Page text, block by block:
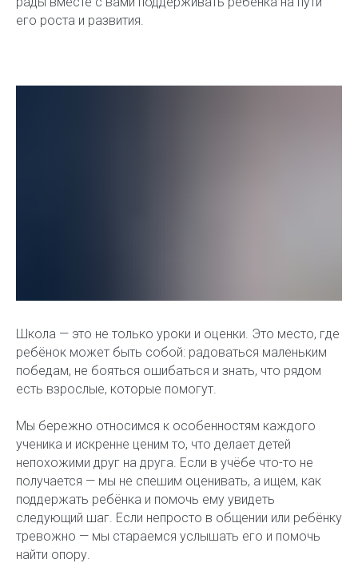
его роста и развития.
Школа — это не только уроки и оценки. Это место, где
ребёнок может быть собой: радоваться маленьким
победам, не бояться ошибаться и знать, что рядом
есть взрослые, которые помогут.
Мы бережно относимся к особенностям каждого
ученика и искренне ценим то, что делает детей
непохожими друг на друга. Если в учёбе что-то не
получается — мы не спешим оценивать, а ищем, как
поддержать ребёнка и помочь ему увидеть
следующий шаг. Если непросто в общении или ребёнку
тревожно — мы стараемся услышать его и помочь
найти опору.